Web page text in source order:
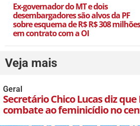
Ex-governador do MT e dois
desembargadores são alvos da PF
sobre esquema de R$ R$ 308 milhões
em contrato com a OI
Veja mais
Geral
Secretário Chico Lucas diz que
combate ao feminicídio no